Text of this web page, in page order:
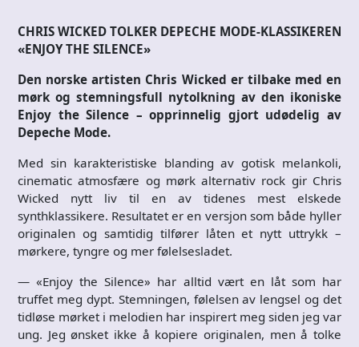
CHRIS WICKED TOLKER DEPECHE MODE-KLASSIKEREN
«ENJOY THE SILENCE»
Den norske artisten Chris Wicked er tilbake med en
mørk og stemningsfull nytolkning av den ikoniske
Enjoy the Silence – opprinnelig gjort udødelig av
Depeche Mode.
Med sin karakteristiske blanding av gotisk melankoli,
cinematic atmosfære og mørk alternativ rock gir Chris
Wicked nytt liv til en av tidenes mest elskede
synthklassikere. Resultatet er en versjon som både hyller
originalen og samtidig tilfører låten et nytt uttrykk –
mørkere, tyngre og mer følelsesladet.
— «Enjoy the Silence» har alltid vært en låt som har
truffet meg dypt. Stemningen, følelsen av lengsel og det
tidløse mørket i melodien har inspirert meg siden jeg var
ung. Jeg ønsket ikke å kopiere originalen, men å tolke